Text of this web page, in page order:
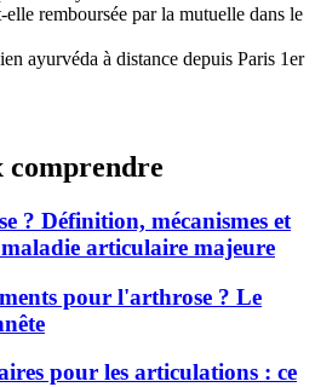
remboursée par la mutuelle dans le
ayurvéda à distance depuis Paris 1er
? Définition, mécanismes et
articulaire majeure
pour l'arthrose ? Le
pour les articulations : ce